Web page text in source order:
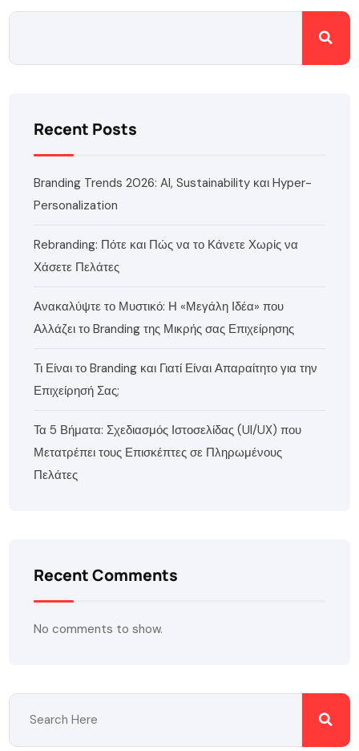
Recent Posts
Branding Trends 2026: AI, Sustainability και Hyper-
Personalization
Rebranding: Πότε και Πώς να το Κάνετε Χωρίς να
Χάσετε Πελάτες
Ανακαλύψτε το Μυστικό: Η «Μεγάλη Ιδέα» που
Αλλάζει το Branding της Μικρής σας Επιχείρησης
Τι Είναι το Branding και Γιατί Είναι Απαραίτητο για την
Επιχείρησή Σας;
Τα 5 Βήματα: Σχεδιασμός Ιστοσελίδας (UI/UX) που
Μετατρέπει τους Επισκέπτες σε Πληρωμένους
Πελάτες
Recent Comments
No comments to show.